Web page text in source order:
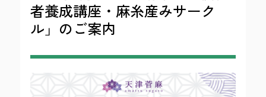
者養成講座・麻糸産みサーク
ル」のご案内